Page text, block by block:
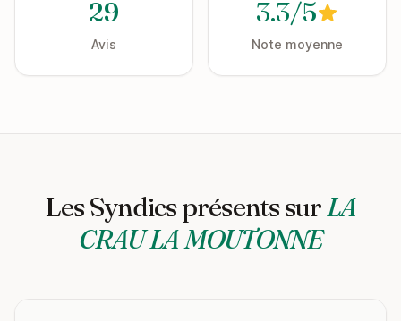
29
Avis
3.3/5
Note moyenne
Les Syndics présents surLA
CRAU LA MOUTONNE